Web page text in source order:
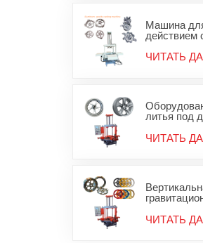
Машина
действием
колесных
ЧИТАТЬ
литья под
ЧИТАТЬ
ЧИТАТЬ